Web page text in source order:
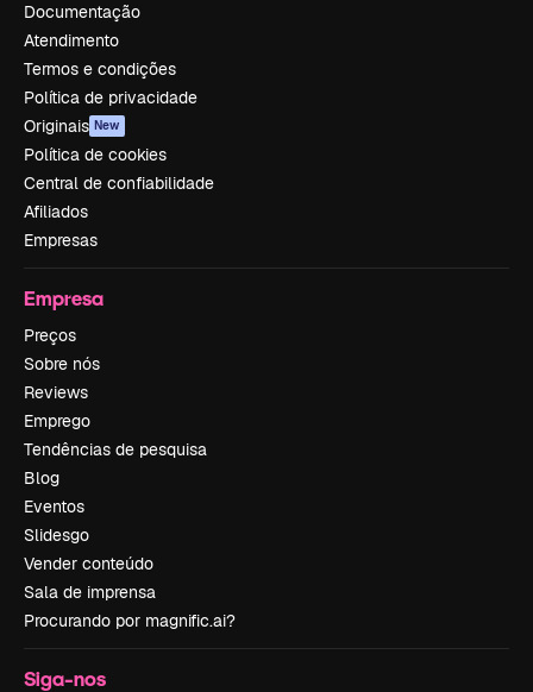
Documentação
Atendimento
Termos e condições
Política de privacidade
Originais New
Política de cookies
Central de confiabilidade
Afiliados
Empresas
Empresa
Preços
Sobre nós
Reviews
Emprego
Tendências de pesquisa
Blog
Eventos
Slidesgo
Vender conteúdo
Sala de imprensa
Procurando por magnific.ai?
Siga-nos